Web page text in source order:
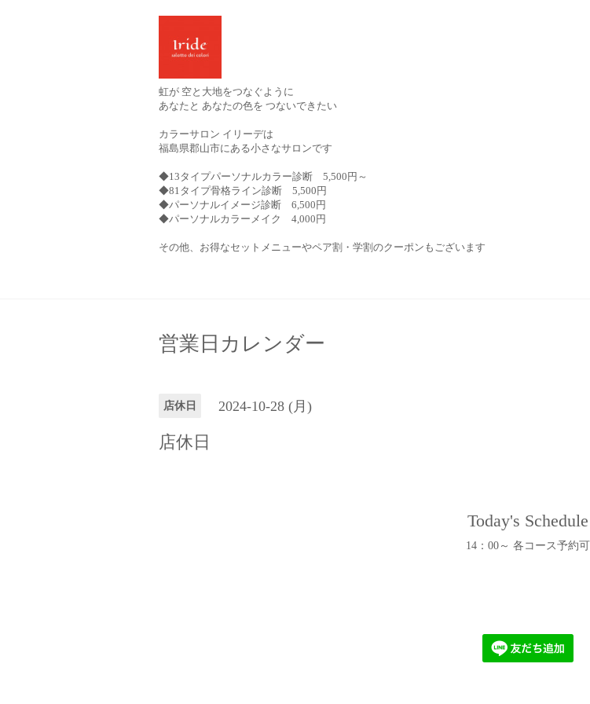
虹が 空と大地をつなぐように
あなたと あなたの色を つないできたい
カラーサロン イリーデは
福島県郡山市にある小さなサロンです
◆13タイプパーソナルカラー診断 5,500円～
◆81タイプ骨格ライン診断 5,500円
◆パーソナルイメージ診断 6,500円
◆パーソナルカラーメイク 4,000円
その他、お得なセットメニューやペア割・学割のクーポンもございます
営業日カレンダー
店休日 2024-10-28 (月)
店休日
Today's Schedule
14：00～ 各コース予約可